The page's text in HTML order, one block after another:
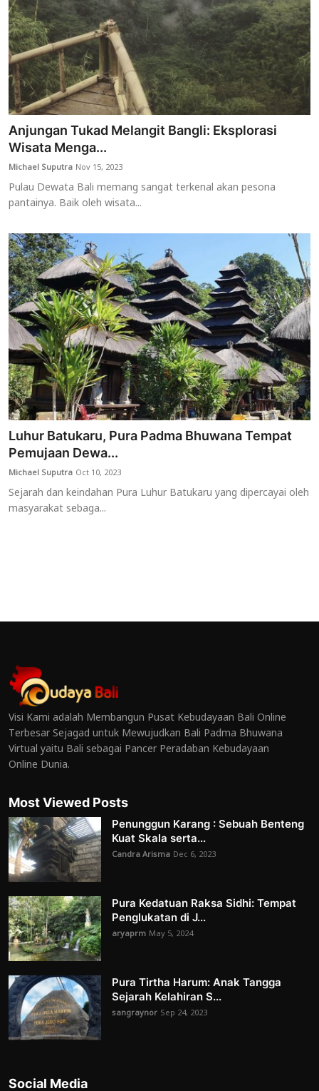
Anjungan Tukad Melangit Bangli: Eksplorasi
Wisata Menga...
Michael Suputra Nov 15, 2023
Pulau Dewata Bali memang sangat terkenal akan pesona
pantainya. Baik oleh wisata...
Luhur Batukaru, Pura Padma Bhuwana Tempat
Pemujaan Dewa...
Michael Suputra Oct 10, 2023
Sejarah dan keindahan Pura Luhur Batukaru yang dipercayai oleh
masyarakat sebaga...
Visi Kami adalah Membangun Pusat Kebudayaan Bali Online
Terbesar Sejagad untuk Mewujudkan Bali Padma Bhuwana
Virtual yaitu Bali sebagai Pancer Peradaban Kebudayaan
Online Dunia.
Most Viewed Posts
Penunggun Karang : Sebuah Benteng
Kuat Skala serta...
Candra Arisma Dec 6, 2023
Pura Kedatuan Raksa Sidhi: Tempat
Penglukatan di J...
aryaprm May 5, 2024
Pura Tirtha Harum: Anak Tangga
Sejarah Kelahiran S...
sangraynor Sep 24, 2023
Social Media